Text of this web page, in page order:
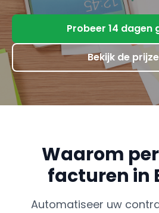
Probeer 14 dagen
Bekijk de
Waarom
facturen in
Automatiseer uw